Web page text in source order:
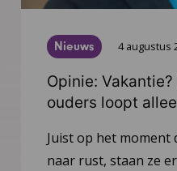
Nieuws 4 augustus
Opinie:
ouders loopt
Juist op het moment
naar rust, staan ze